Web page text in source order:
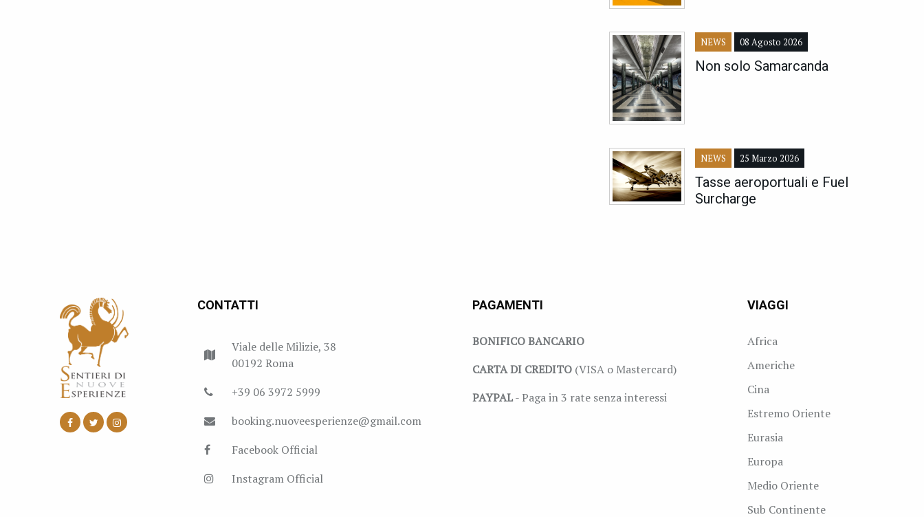
NEWS 08 Agosto 2026
Non solo Samarcanda
NEWS 25 Marzo 2026
Tasse aeroportuali e Fuel
Surcharge
CONTATTI
Viale delle Milizie, 38
00192 Roma
+39 06 3972 5999
booking.nuoveesperienze@gmail.com
Facebook Official
Instagram Official
PAGAMENTI
BONIFICO BANCARIO
CARTA DI CREDITO(VISA o Mastercard)
PAYPAL- Paga in 3 rate senza interessi
VIAGGI
Africa
Americhe
Cina
Estremo Oriente
Eurasia
Europa
Medio Oriente
Sub Continente